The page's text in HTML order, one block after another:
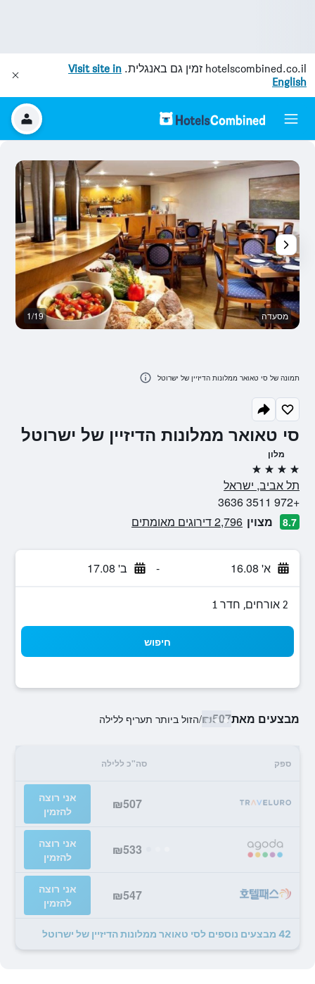
hotelscombined.co.il זמין גם באנגלית. Visit site in
English
סי טאואר ממלונות הדיזיין של ישרוטל
מלון
4 כוכבים
תל אביב, ישראל
+972 3511 3636
8.7 מצוין 2,796 דירוגים מאומתים
א' 16.08 - ב' 17.08
2 אורחים, חדר 1
חיפוש
מבצעים מאת₪507
/הזול ביותר תעריף ללילה
ספק סה"כ ללילה
₪507
אני רוצה
להזמין
₪533
אני רוצה
להזמין
₪547
אני רוצה
להזמין
42 מבצעים נוספים לסי טאואר ממלונות הדיזיין של ישרוטל
מסעדה 1/19
תמונה של סי טאואר ממלונות הדיזיין של ישרוטל